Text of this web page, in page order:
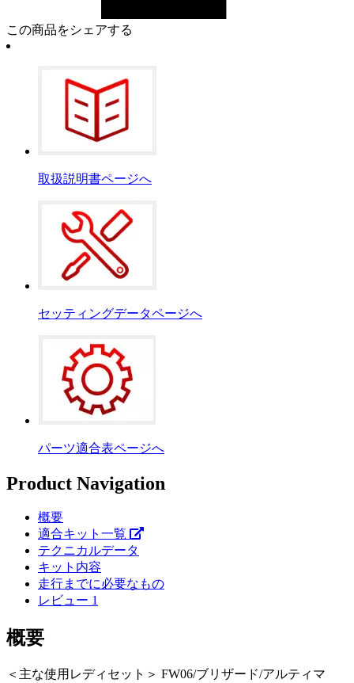
この商品をシェアする
取扱説明書ページへ
セッティングデータページへ
パーツ適合表ページへ
Product Navigation
概要
適合キット一覧
テクニカルデータ
キット内容
走行までに必要なもの
レビュー 1
概要
＜主な使用レディセット＞ FW06/ブリザード/アルティマ